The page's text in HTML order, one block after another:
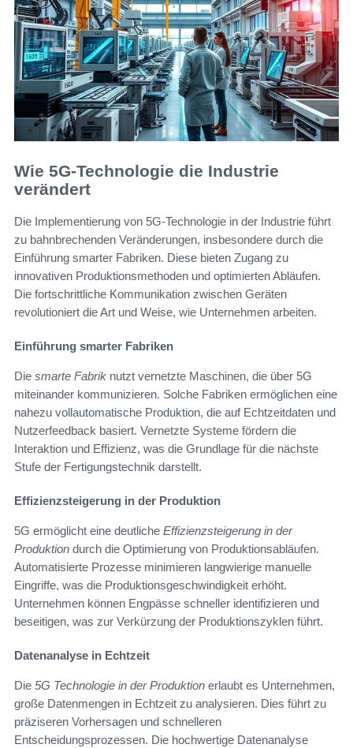
Wie 5G-Technologie die Industrie
verändert
Die Implementierung von 5G-Technologie in der Industrie führt
zu bahnbrechenden Veränderungen, insbesondere durch die
Einführung smarter Fabriken. Diese bieten Zugang zu
innovativen Produktionsmethoden und optimierten Abläufen.
Die fortschrittliche Kommunikation zwischen Geräten
revolutioniert die Art und Weise, wie Unternehmen arbeiten.
Einführung smarter Fabriken
Die smarte Fabrik nutzt vernetzte Maschinen, die über 5G
miteinander kommunizieren. Solche Fabriken ermöglichen eine
nahezu vollautomatische Produktion, die auf Echtzeitdaten und
Nutzerfeedback basiert. Vernetzte Systeme fördern die
Interaktion und Effizienz, was die Grundlage für die nächste
Stufe der Fertigungstechnik darstellt.
Effizienzsteigerung in der Produktion
5G ermöglicht eine deutliche Effizienzsteigerung in der
Produktion durch die Optimierung von Produktionsabläufen.
Automatisierte Prozesse minimieren langwierige manuelle
Eingriffe, was die Produktionsgeschwindigkeit erhöht.
Unternehmen können Engpässe schneller identifizieren und
beseitigen, was zur Verkürzung der Produktionszyklen führt.
Datenanalyse in Echtzeit
Die 5G Technologie in der Produktion erlaubt es Unternehmen,
große Datenmengen in Echtzeit zu analysieren. Dies führt zu
präziseren Vorhersagen und schnelleren
Entscheidungsprozessen. Die hochwertige Datenanalyse